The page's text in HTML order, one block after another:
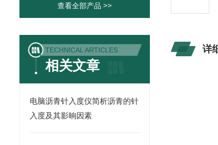
查看全部产品 >>
TECHNICAL ARTICLES
相关文章
电脑沥青针入度仪简析沥青的针
入度及其影晌因素
详